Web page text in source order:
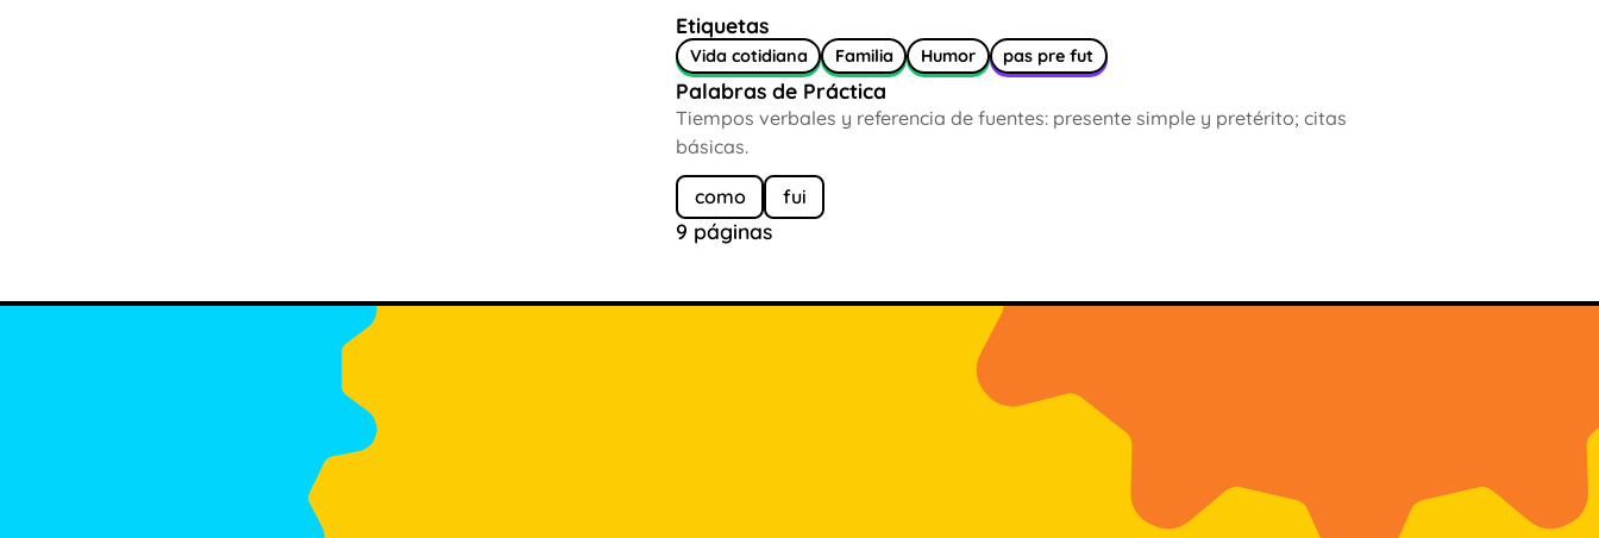
Etiquetas
Vida cotidiana Familia Humor pas pre fut
Palabras de Práctica
Tiempos verbales y referencia de fuentes: presente simple y pretérito; citas
básicas.
como fui
9 páginas